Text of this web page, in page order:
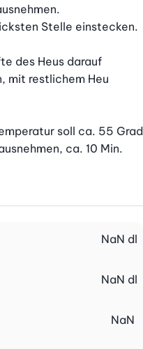
Stelle einstecken.
des Heus darauf
mit restlichem Heu
soll ca. 55 Grad
ca. 10 Min.
NaN dl
NaN dl
NaN